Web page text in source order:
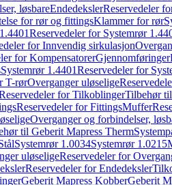
løsbareEndedekslerReservedeler
for rør og fittingsKlammer for rør
Reservedeler for Systemrør
for Innvendig sirkulasjon
for KompensatorerGjennomføringer
Systemrør 1.4401Reservedeler for
T-rørOverganger uløselige
for TilkoblingerTilbehør
Reservedeler for FittingsMuffer
Overganger og forbindelser,
til Geberit Mapress Therm
Systemrør 1.0034Systemrør 1.0215
uløseligeReservedeler for
Reservedeler for Endedeksler
Geberit Mapress KobberGeberit